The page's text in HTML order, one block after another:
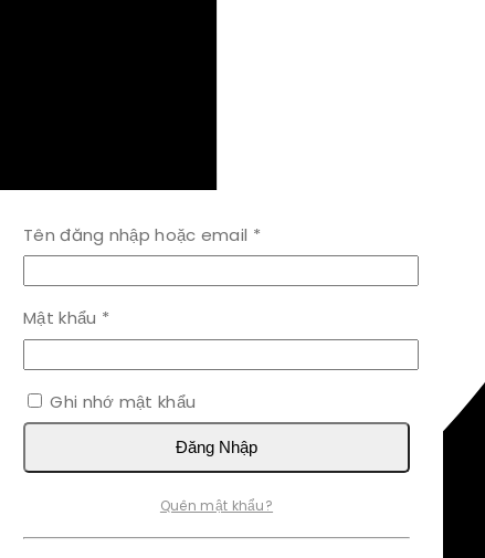
Tên đăng nhập hoặc email *Bắt
buộc
Mật khẩu *
buộc
Ghi nhớ mật khẩu
Đăng Nhập
Quên mật khẩu?